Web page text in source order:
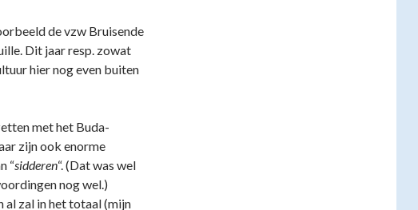
de vzw Bruisende
Dit jaar resp. zowat
hier nog even buiten
met het Buda-
zijn ook enorme
“sidderen“. (Dat was wel
nog wel.)
al zal in het totaal (mijn